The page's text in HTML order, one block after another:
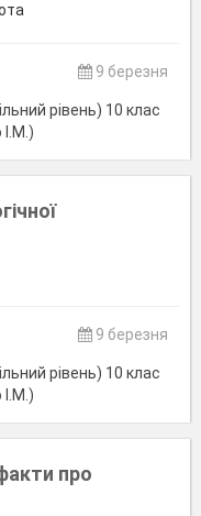
9 березня
рівень) 10 клас
9 березня
рівень) 10 клас
про